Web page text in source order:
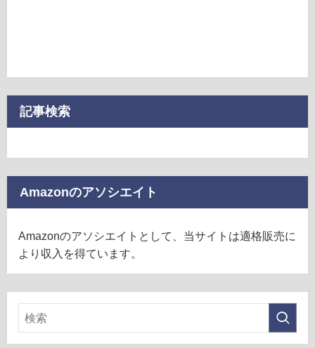
記事検索
Amazonのアソシエイト
Amazonのアソシエイトとして、当サイトは適格販売に
より収入を得ています。